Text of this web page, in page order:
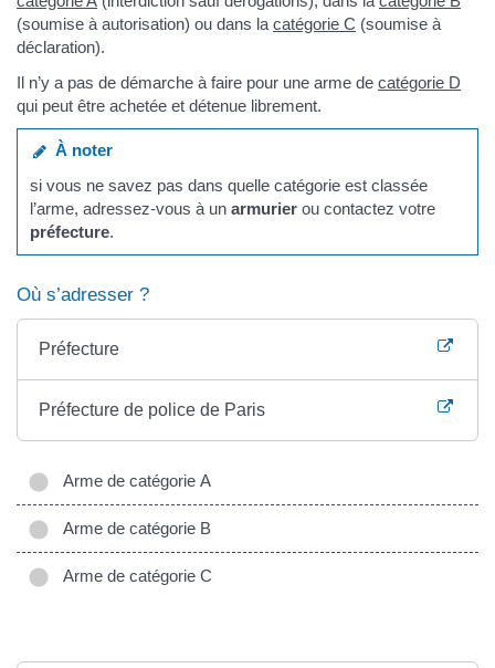
(soumise à autorisation) ou dans la catégorie C (soumise à
déclaration).
Il n’y a pas de démarche à faire pour une arme de catégorie D
qui peut être achetée et détenue librement.
À noter
si vous ne savez pas dans quelle catégorie est classée
l’arme, adressez-vous à unarmurier ou contactez votre
préfecture.
Où s’adresser ?
Préfecture
Préfecture de police de Paris
Arme de catégorie A
Arme de catégorie B
Arme de catégorie C